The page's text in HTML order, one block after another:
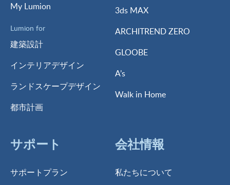
My Lumion
Lumion for
建築設計
インテリアデザイン
ランドスケープデザイン
都市計画
3ds MAX
ARCHITREND ZERO
GLOOBE
A’s
Walk in Home
サポート
サポートプラン
会社情報
私たちについて